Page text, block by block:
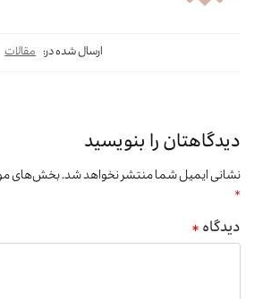
ارسال شده در: مقالات
دیدگاهتان را بنویسید
نشانی ایمیل شما منتشر نخواهد شد.بخش‌های
*
دیدگاه *